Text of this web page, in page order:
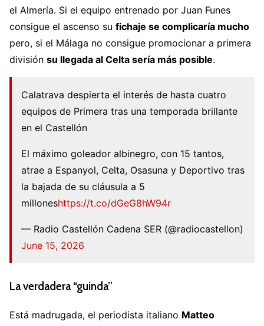
el Almería. Si el equipo entrenado por Juan Funes
consigue el ascenso su fichaje se complicaría mucho
pero, si el Málaga no consigue promocionar a primera
división su llegada al Celta sería más posible.
Calatrava despierta el interés de hasta cuatro
equipos de Primera tras una temporada brillante
en el Castellón
El máximo goleador albinegro, con 15 tantos,
atrae a Espanyol, Celta, Osasuna y Deportivo tras
la bajada de su cláusula a 5
milloneshttps://t.co/dGeG8hW94r
— Radio Castellón Cadena SER (@radiocastellon)
June 15, 2026
La verdadera “guinda”
Está madrugada, el periodista italiano Matteo